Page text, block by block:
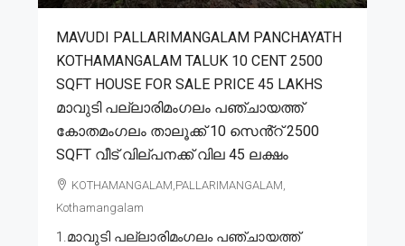
MAVUDI PALLARIMANGALAM PANCHAYATH
KOTHAMANGALAM TALUK 10 CENT 2500
SQFT HOUSE FOR SALE PRICE 45 LAKHS
മാവുടി പല്ലാരിമംഗലം പഞ്ചായത്ത്
കോതമംഗലം താലൂക്ക് 10 സെൻ്റ് 2500
SQFT വീട് വില്പനക്ക് വില 45 ലക്ഷം
KOTHAMANGALAM,PALLARIMANGALAM,
Kothamangalam
1.മാവുടി പല്ലാരിമംഗലം പഞ്ചായത്ത്